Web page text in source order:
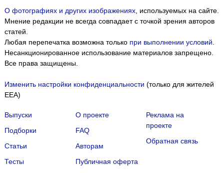
О фотографиях и других изображениях, используемых на сайте.
Мнение редакции не всегда совпадает с точкой зрения авторов
статей.
Любая перепечатка возможна только при выполнении условий.
Несанкционированное использование материалов запрещено.
Все права защищены.
Изменить настройки конфиденциальности (только для жителей
EEA)
Выпуски
Подборки
Статьи
Тесты
О проекте
FAQ
Авторам
Публичная оферта
Реклама на
проекте
Обратная связь